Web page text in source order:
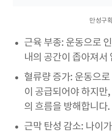
만성구
근육 부종: 운동으로
내의 공간이 좁아져서
혈류량 증가: 운동으
이 공급되어야 하지만
의 흐름을 방해합니다.
근막 탄성 감소: 나이